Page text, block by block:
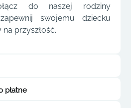
do naszej rodziny
swojemu dziecku
przyszłość.
płatne